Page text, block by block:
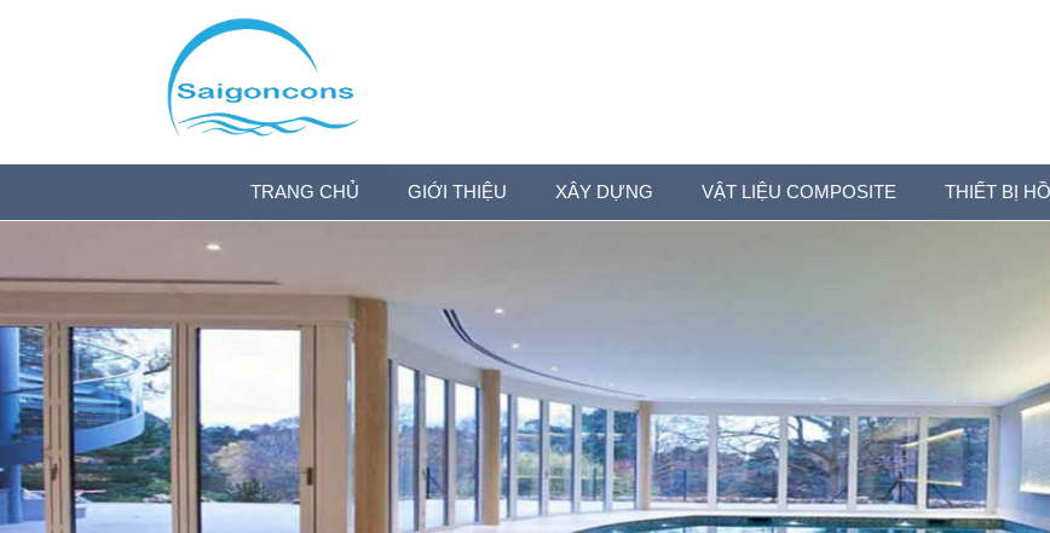
TRANG CHỦ GIỚI THIỆU XÂY DỰNG VẬT LIỆU COMPOSITE THIẾT BỊ